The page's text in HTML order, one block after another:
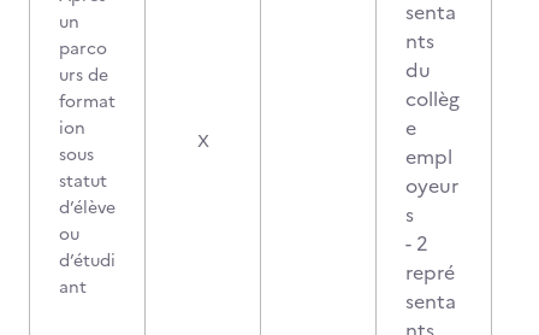
un
parco
urs de
format
ion
sous
statut
d’élève
ou
d’étudi
ant
X
senta
nts
du
collèg
e
empl
oyeur
s
- 2
repré
senta